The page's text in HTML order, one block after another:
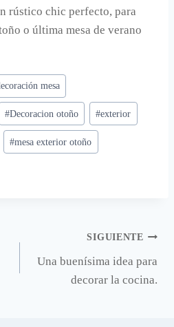
rústico chic perfecto, para
o última mesa de verano
mesa
#Decoracion otoño #exterior
#mesa exterior otoño
SIGUIENTE
Una buenísima idea para
decorar la cocina.